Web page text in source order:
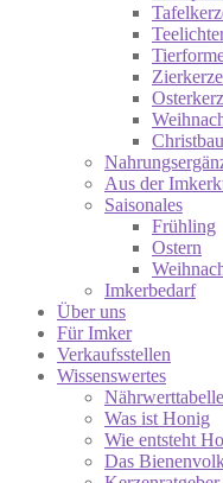
Aus der
Saisonales
Frühling
Ostern
Imkerbedarf
Über uns
Für Imker
Verkaufsstellen
Wissenswertes
Nährwerttabelle
Was ist Honig
Wie entsteht
Das